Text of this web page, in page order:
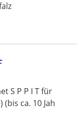
S P P I T für
ca. 10 Jah